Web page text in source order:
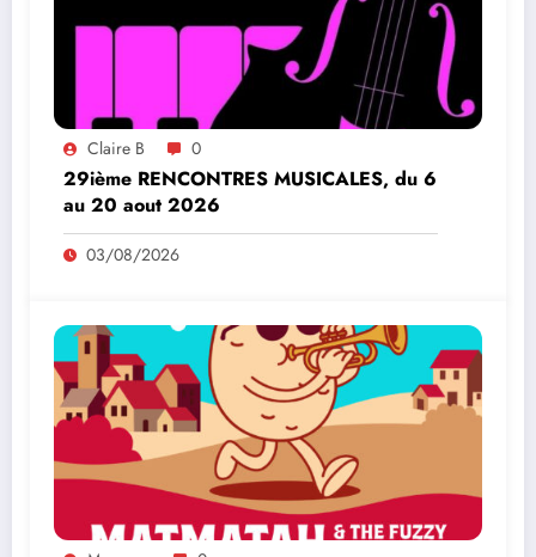
Claire B 0
29ième RENCONTRES MUSICALES, du 6
au 20 aout 2026
03/08/2026